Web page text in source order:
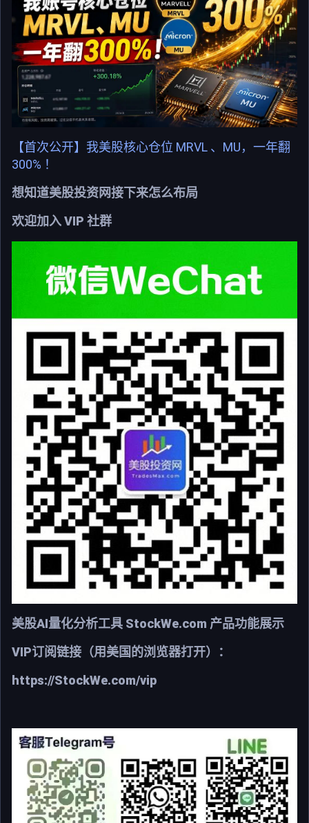
【首次公开】我美股核心仓位 MRVL 、MU，一年翻
300% ！
想知道美股投资网接下来怎么布局
欢迎加入 VIP 社群
美股AI量化分析工具 StockWe.com 产品功能展示
VIP订阅链接（用美国的浏览器打开）：
https://StockWe.com/vip